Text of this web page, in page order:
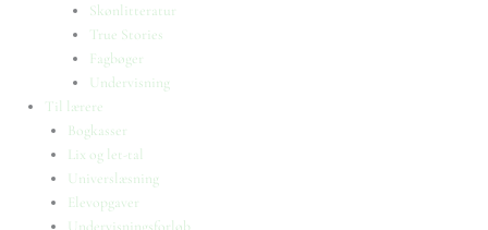
Skønlitteratur
True Stories
Fagbøger
Undervisning
Til lærere
Bogkasser
Lix og let-tal
Universlæsning
Elevopgaver